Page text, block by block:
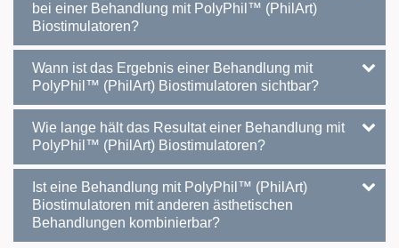
bei einer Behandlung mit PolyPhil™ (PhilArt)
Biostimulatoren?
Wann ist das Ergebnis einer Behandlung mit
PolyPhil™ (PhilArt) Biostimulatoren sichtbar?
Wie lange hält das Resultat einer Behandlung mit
PolyPhil™ (PhilArt) Biostimulatoren?
Ist eine Behandlung mit PolyPhil™ (PhilArt)
Biostimulatoren mit anderen ästhetischen
Behandlungen kombinierbar?